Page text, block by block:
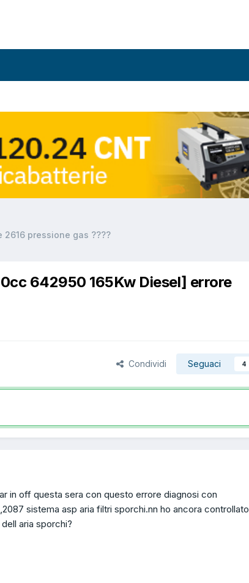
2616 pressione gas ????
642950 165Kw Diesel] errore
Condividi Seguaci 4
in off questa sera con questo errore diagnosi con
sistema asp aria filtri sporchi.nn ho ancora controllato
aria sporchi?